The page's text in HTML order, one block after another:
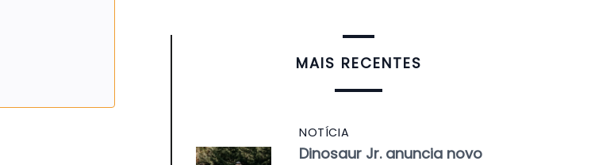
MAIS RECENTES
NOTÍCIA
Dinosaur Jr. anuncia novo